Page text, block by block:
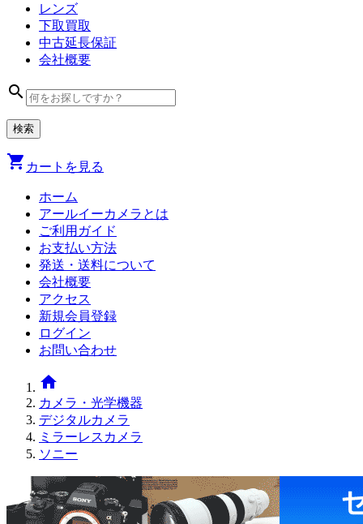
レンズ
下取買取
中古延長保証
会社概要
search
shopping_cart カートを見る
ホーム
アールイーカメラとは
ご利用ガイド
お支払い方法
発送・送料について
会社概要
アクセス
新規会員登録
ログイン
お問い合わせ
home
カメラ・光学機器
デジタルカメラ
ミラーレスカメラ
ソニー